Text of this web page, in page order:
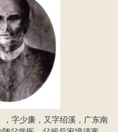
，字少廉，又字绍溪，广东南